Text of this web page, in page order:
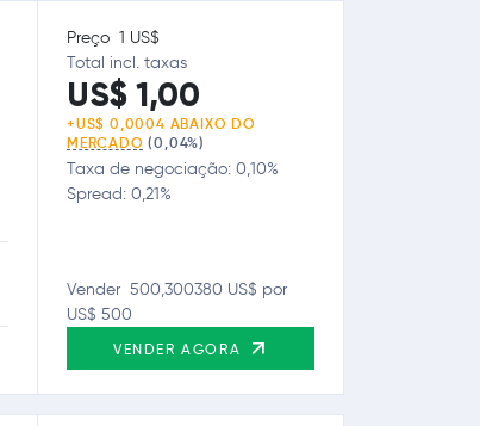
Preço 1 US$
Total incl. taxas
US$ 1,00
+US$ 0,0004 ABAIXO DO
MERCADO (0,04%)
Taxa de negociação: 0,10%
Spread: 0,21%
Vender 500,300380 US$ por
US$ 500
VENDER AGORA